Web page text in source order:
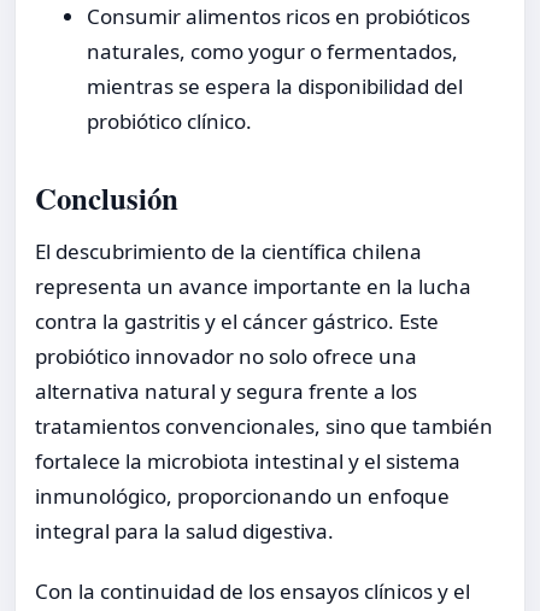
Consumir alimentos ricos en probióticos
naturales, como yogur o fermentados,
mientras se espera la disponibilidad del
probiótico clínico.
Conclusión
El descubrimiento de la científica chilena
representa un avance importante en la lucha
contra la gastritis y el cáncer gástrico. Este
probiótico innovador no solo ofrece una
alternativa natural y segura frente a los
tratamientos convencionales, sino que también
fortalece la microbiota intestinal y el sistema
inmunológico, proporcionando un enfoque
integral para la salud digestiva.
Con la continuidad de los ensayos clínicos y el